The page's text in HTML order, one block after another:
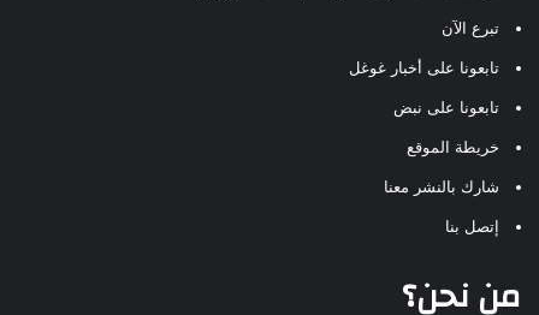
تبرع الآن
تابعونا على أخبار غوغل
تابعونا على نبض
خريطة الموقع
شارك بالنشر معنا
إتصل بنا
من نحن؟